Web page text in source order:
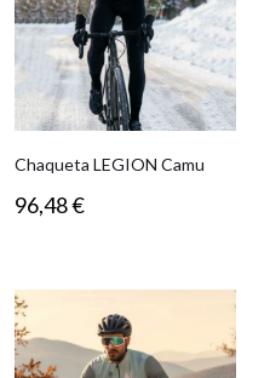
Chaqueta LEGION Camu
96,48€